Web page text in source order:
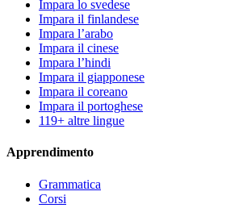
Impara lo svedese
Impara il finlandese
Impara l’arabo
Impara il cinese
Impara l’hindi
Impara il giapponese
Impara il coreano
Impara il portoghese
119+ altre lingue
Apprendimento
Grammatica
Corsi